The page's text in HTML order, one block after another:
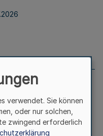
204 vom
verwendet. Sie können
oder nur solchen,
zwingend erforderlich